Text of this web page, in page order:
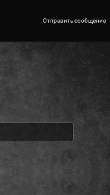
Отправить сообщение